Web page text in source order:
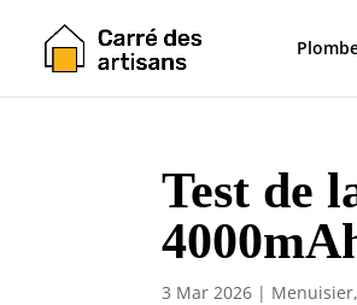
Test de
3 Mar 2026 | Menuisier